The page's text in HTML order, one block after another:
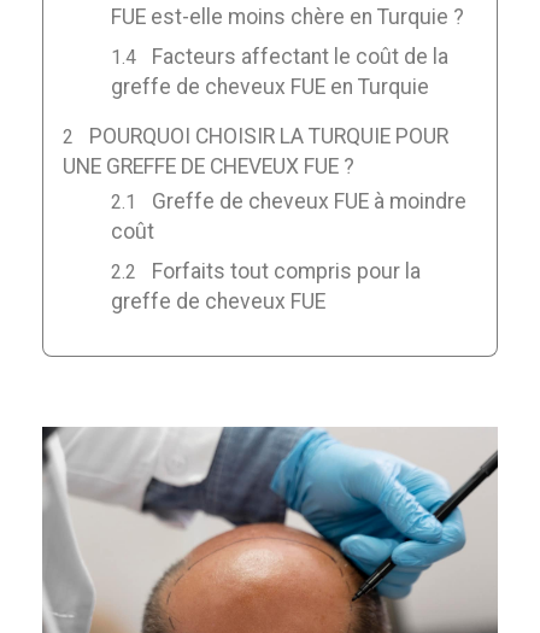
FUE est-elle moins chère en Turquie ?
Facteurs affectant le coût de la
greffe de cheveux FUE en Turquie
POURQUOI CHOISIR LA TURQUIE POUR
UNE GREFFE DE CHEVEUX FUE ?
Greffe de cheveux FUE à moindre
coût
Forfaits tout compris pour la
greffe de cheveux FUE